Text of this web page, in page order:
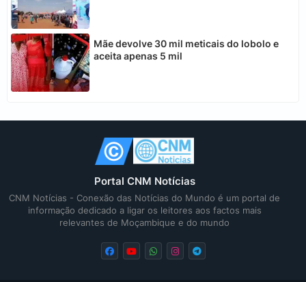
Mãe devolve 30 mil meticais do lobolo e
aceita apenas 5 mil
Portal CNM Notícias
CNM Notícias - Conexão das Notícias do Mundo é um portal de
informação dedicado a ligar os leitores aos factos mais
relevantes de Moçambique e do mundo